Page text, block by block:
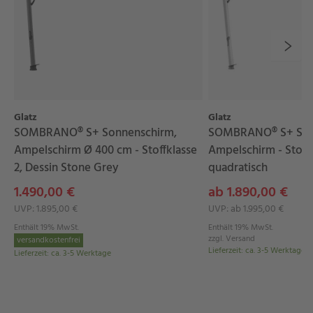
Polyacryl
durchgefärbte Faser ausgezeichnete Eigenschaften. Es
schmutz- und wasserabweisend, pflegeleicht,
hervorragende Lichtechtheit
(Stufe 7-8). Damit ist
Ihr Schirmausgezeichnetgegen ein Verblassen durch
intensive Sonneneinstrahlunggeschützt. Alle
Schirmstoffbezüge sind mit einem UPF von 50
ausgezeichnet. Zudem garantiert GLATZ mit dem
Prüflabel “UV-Protection”
zusätzlich denmaximalen
UV-Schutzvon mehr als 98 Prozent.
Glatz
SOMBRANO® S+ Sonnenschirm,
Ampelschirm Ø 400 cm - Stoffklasse
2, Dessin Stone Grey
1.490,00 €
UVP: 1.895,00 €
Enthält 19% MwSt.
versandkostenfrei
Lieferzeit: ca. 3-5 Werktage
Glatz
SOMBRANO® S+
Ampelschirm -
quadratisch
ab 1.890,00 €
UVP: ab 1.995,00 €
Enthält 19% MwSt.
zzgl. Versand
Lieferzeit: ca. 3-5 Werktage